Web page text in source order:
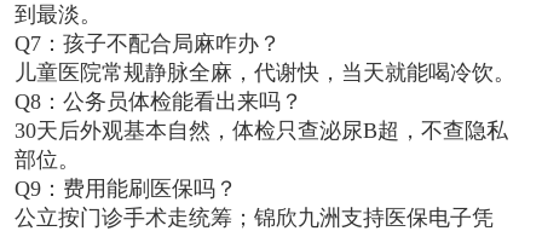
到最淡。
Q7：孩子不配合局麻咋办？
儿童医院常规静脉全麻，代谢快，当天就能喝冷饮。
Q8：公务员体检能看出来吗？
30天后外观基本自然，体检只查泌尿B超，不查隐私
部位。
Q9：费用能刷医保吗？
公立按门诊手术走统筹；锦欣九洲支持医保电子凭